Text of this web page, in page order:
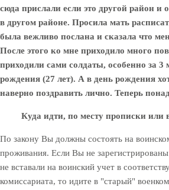
сюда прислали если это другой район и
в другом районе. Просила мать
была вежливо послана и сказала что
После этого ко мне приходило много
приходили сами солдаты, особенно за 3
рождения (27 лет). А в день рождения
наверно поздравить лично. Теперь
Куда идти, по месту прописки или
По закону Вы должны состоять на
проживания. Если Вы не
не вставали на воинский учет в
комиссариата, то идите в "старый"